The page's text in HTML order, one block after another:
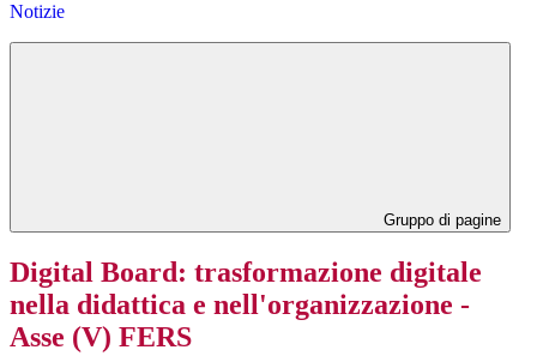
Notizie
Gruppo di pagine
Digital Board: trasformazione digitale
nella didattica e nell'organizzazione -
Asse (V) FERS